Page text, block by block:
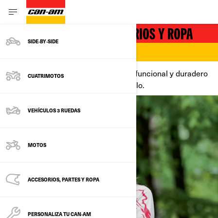
SIDE‑BY‑SIDE
CUATRIMOTOS
VEHÍCULOS 3 RUEDAS
MOTOS
ACCESORIOS, PARTES Y ROPA
PERSONALIZA TU CAN‑AM
PIEZAS GENUINAS, ACCESORIOS Y ROPA
Equipo todoterreno para protección, funcional y duradero
impulsado por el desempeño y el estilo.